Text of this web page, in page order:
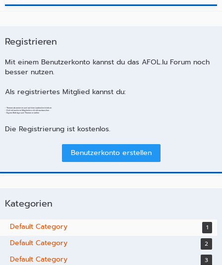
Registrieren
Mit einem Benutzerkonto kannst du das AFOL.lu Forum noch
besser nutzen.
Als registriertes Mitglied kannst du:
- Themen abonnieren und auf dem Laufenden bleiben
- Dich mit anderen Mitgliedern direkt austauschen
- Eigene Beiträge und Themen erstellen
Die Registrierung ist kostenlos.
Benutzerkonto erstellen
Kategorien
Default Category 1
Default Category 2
Default Category 3